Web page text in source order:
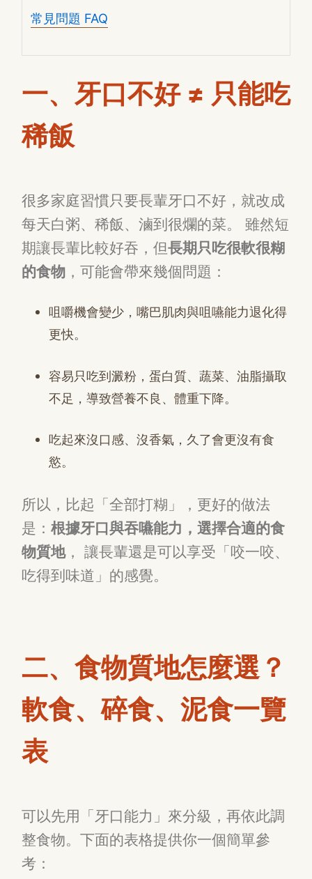
常見問題 FAQ
一、牙口不好 ≠ 只能吃
稀飯
很多家庭習慣只要長輩牙口不好，就改成
每天白粥、稀飯、滷到很爛的菜。 雖然短
期讓長輩比較好吞，但長期只吃很軟很糊
的食物 ，可能會帶來幾個問題：
咀嚼機會變少，嘴巴肌肉與咀嚥能力退化得
更快。
容易只吃到澱粉，蛋白質、蔬菜、油脂攝取
不足，導致營養不良、體重下降。
吃起來沒口感、沒香氣，久了會更沒有食
慾。
所以，比起「全部打糊」，更好的做法
是： 根據牙口與吞嚥能力，選擇合適的食
物質地， 讓長輩還是可以享受「咬一咬、
吃得到味道」的感覺。
二、食物質地怎麼選？
軟食、碎食、泥食一覽
表
可以先用「牙口能力」來分級，再依此調
整食物。下面的表格提供你一個簡單參
考：